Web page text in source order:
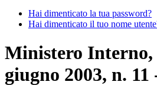
Hai dimenticato la tua password?
Hai dimenticato il tuo nome
Ministero Interno,
giugno 2003, n.